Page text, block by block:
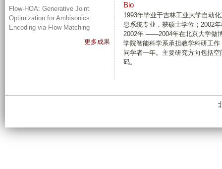
Bio
1993年毕业于吉林工业大学自动
息系统专业，获硕士学位；2002
2002年 ——2004年在北京大学做
学院智能科学系承担教学科研工
问学者一年。 主要研究方向包括
码。
Flow-HOA: Generative Joint
Optimization for Ambisonics
Encoding via Flow Matching
更多成果